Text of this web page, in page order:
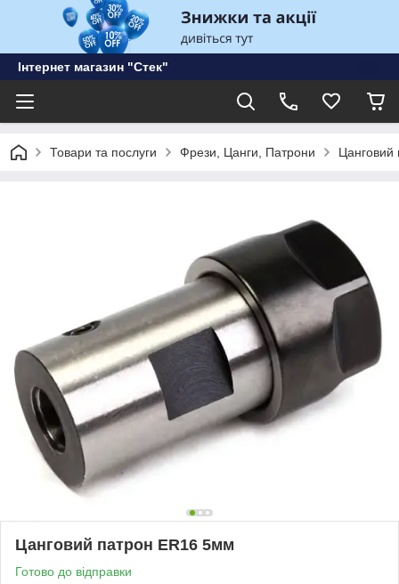
Інтернет магазин "Стек"
Товари та послуги Фрези, Цанги, Патрони
Цанговий патрон ER16 5мм
Готово до відправки